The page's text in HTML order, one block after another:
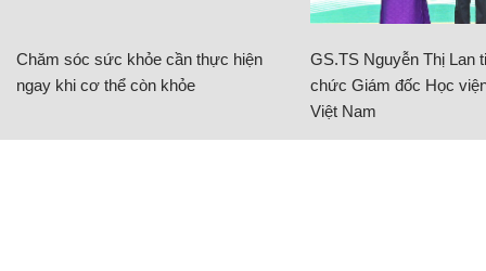
Chăm sóc sức khỏe cần thực hiện
ngay khi cơ thể còn khỏe
GS.TS Nguyễn Thị Lan
chức Giám đốc Học
Việt Nam